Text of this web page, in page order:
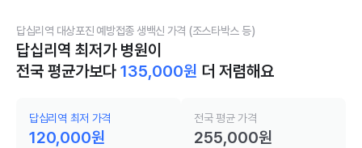
답십리역 대상포진 예방접종 생백신 가격 (조스타박스 등)
답십리역 최저가 병원이
전국 평균가보다 135,000원 더 저렴해요
답십리역 최저 가격
120,000원
전국 평균 가격
255,000원